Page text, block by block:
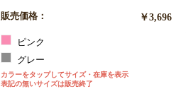
販売価格： ￥3,696
ピンク
グレー
カラーをタップしてサイズ・在庫を表示
表記の無いサイズは販売終了